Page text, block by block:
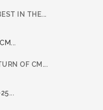
IN THE...
OF CM...